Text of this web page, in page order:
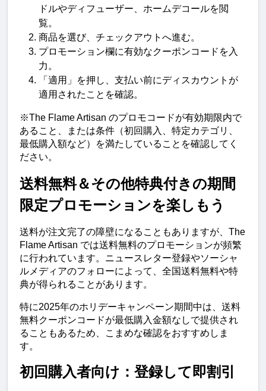
ドルやディフューザー、ホームデコールを閲
覧。
商品を選び、チェックアウトへ進む。
プロモーション欄に有効なクーポンコードを入
力。
「適用」を押し、支払い前にディスカウントが
適用されたことを確認。
※The Flame Artisan のプロモコードが有効期限内で
あること、または条件（初回購入、特定カテゴリ、
最低購入額など）を満たしていることを確認してく
ださい。
送料無料＆その他特典付きの期間
限定プロモーションを楽しもう
送料が注文完了の障壁になることもありますが、The
Flame Artisan では送料無料のプロモーションが頻繁
に行われています。ニュースレター登録やソーシャ
ルメディアのフォローによって、全国送料無料や特
典が得られることがあります。
特に2025年のホリデーキャンペーン期間中は、送料
無料クーポンコードが最低購入金額なしで提供され
ることもあるため、こまめな確認をおすすめしま
す。
初回購入者向け：登録して即割引